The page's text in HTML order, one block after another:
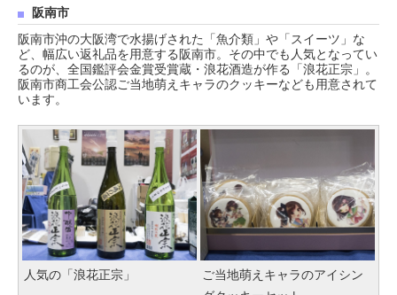
阪南市
阪南市沖の大阪湾で水揚げされた「魚介類」や「スイーツ」な
ど、幅広い返礼品を用意する阪南市。その中でも人気となってい
るのが、全国鑑評会金賞受賞蔵・浪花酒造が作る「浪花正宗」。
阪南市商工会公認ご当地萌えキャラのクッキーなども用意されて
います。
人気の「浪花正宗」
ご当地萌えキャラのアイシン